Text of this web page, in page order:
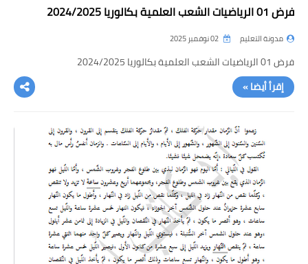
فرض 01 الرياضيات الشعب العلمية بكالوريا 2024/2025
مدونة التعليم
فرض 01 الرياضيات الشعب العلمية بكالوريا 2024/2025
إقرأ أيضا »